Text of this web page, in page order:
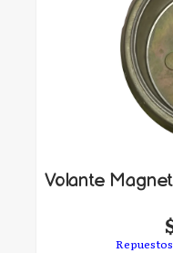
Volante